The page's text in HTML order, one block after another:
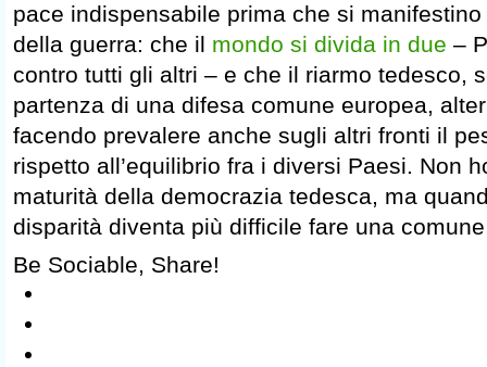
pace indispensabile prima che si
della guerra: che il mondo si divida in due –
contro tutti gli altri – e che il riarmo tedesco,
partenza di una difesa comune europea,
facendo prevalere anche sugli altri fronti il
rispetto all’equilibrio fra i diversi Paesi. Non
maturità della democrazia tedesca, ma
disparità diventa più difficile fare una
Be Sociable, Share!